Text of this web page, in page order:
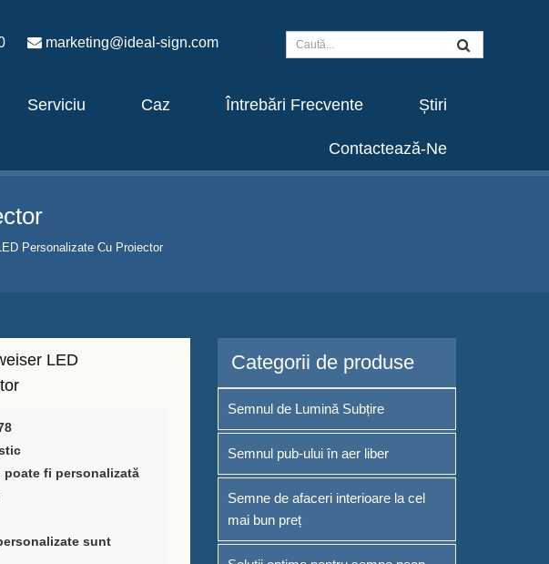
marketing@ideal-sign.com
Serviciu Caz Întrebări Frecvente Știri
Contactează-Ne
Personalizate Cu Proiector
LED
poate fi personalizată
sunt
Categorii de produse
Semnul de Lumină Subțire
Semnul pub-ului în aer liber
Semne de afaceri interioare la cel
mai bun preț